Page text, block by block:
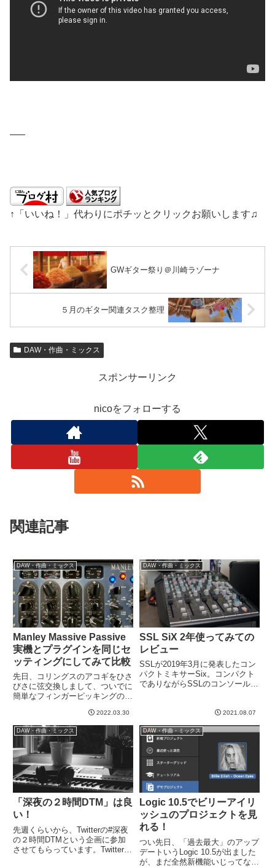
—–
↑「いいね！」代わりにポチッとクリックお願いします♫
GWギター祭り＠川崎ラゾーナ
５月のギター関連タスク整理
DAW・作曲・ミックス
スポンサーリンク
nicoをフォローする
関連記事
DAW・作曲・ミックス
Manley Massive Passive
実機とプラグインを同じセ
ッティングにしてみて比較
先日、コリングスのアコギをひさ
びさに弦交換しまして、ついでに
簡単なフィンガーピッキングのフ
かくなのでこれを録音して、かね
てよりやろうと思っていたアウト
ボードとプラグイン比較の素材に
しようかなと思いました。アコ
ギ...
2022.03.30
DAW・作曲・ミックス
SSL SiX 2年使ってみての
レビュー
SSLが2019年3月に発表したコン
パクトミキサーSix。コンパクト
でありながらSSLのコンソールで
す。もうDTMにおけるミキサー
の決定版といってもいいようなキ
ラーマシーンです。もう...
2021.08.07
DAW・作曲・ミックス
「深夜の２時間DTM」は良
い！
先週くらいから、Twitterの#深夜
の２時間DTMという企画に参加
させてもらっています。Twitterは
DAW・作曲・ミックス
Logic 10.5でビリーアイリ
ッシュのプロジェクトを見
れる！
つい先日、「過去最大」のアップ
デートいうLogic 10.5が出ました
が、まだ全然新機能いじってない